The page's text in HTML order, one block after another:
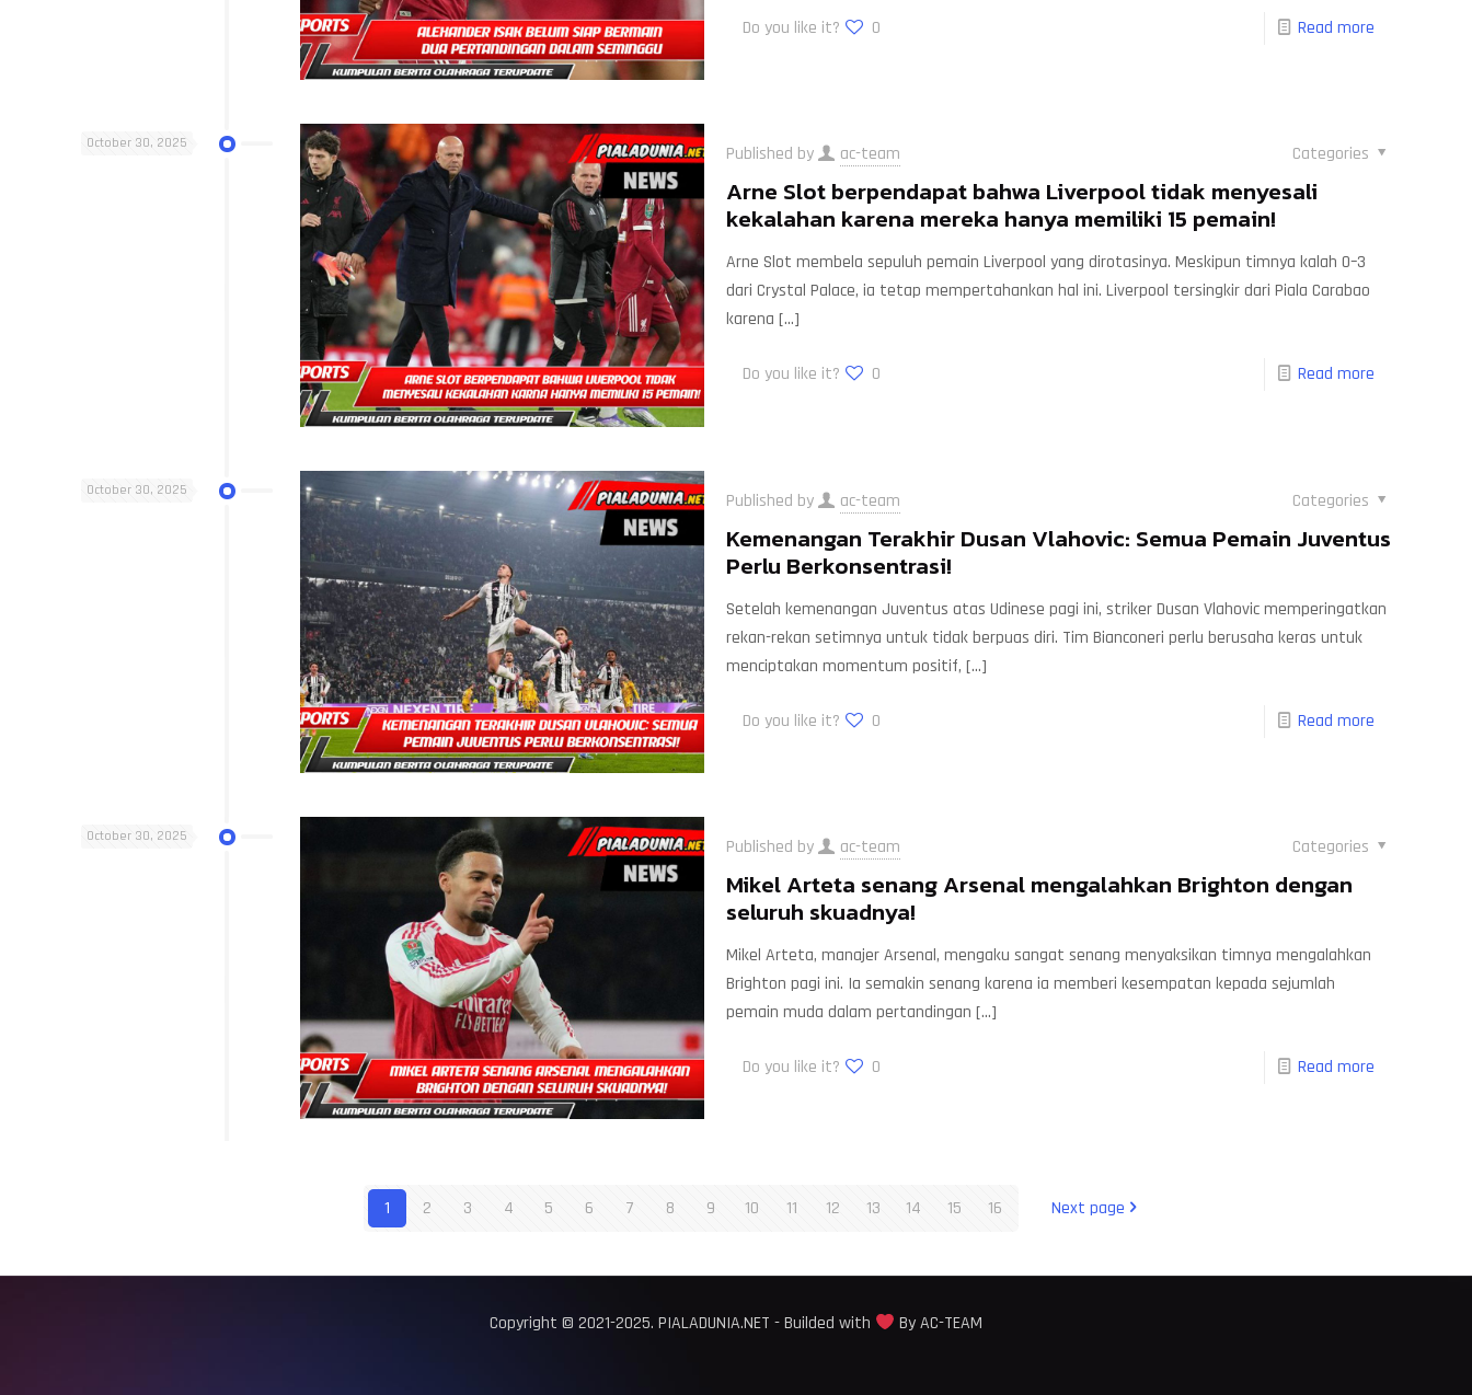
Do you like it? 0 Read more
October 30, 2025 Published by ac-team Categories
Arne Slot berpendapat bahwa Liverpool tidak menyesali
kekalahan karena mereka hanya memiliki 15 pemain!
Arne Slot membela sepuluh pemain Liverpool yang dirotasinya. Meskipun timnya kalah 0–3
dari Crystal Palace, ia tetap mempertahankan hal ini. Liverpool tersingkir dari Piala Carabao
karena […]
Do you like it? 0 Read more
October 30, 2025 Published by ac-team Categories
Kemenangan Terakhir Dusan Vlahovic: Semua Pemain Juventus
Perlu Berkonsentrasi!
Setelah kemenangan Juventus atas Udinese pagi ini, striker Dusan Vlahovic memperingatkan
rekan-rekan setimnya untuk tidak berpuas diri. Tim Bianconeri perlu berusaha keras untuk
menciptakan momentum positif, […]
Do you like it? 0 Read more
October 30, 2025 Published by ac-team Categories
Mikel Arteta senang Arsenal mengalahkan Brighton dengan
seluruh skuadnya!
Mikel Arteta, manajer Arsenal, mengaku sangat senang menyaksikan timnya mengalahkan
Brighton pagi ini. Ia semakin senang karena ia memberi kesempatan kepada sejumlah
pemain muda dalam pertandingan […]
Do you like it? 0 Read more
1 2 3 4 5 6 7 8 9 10 11 12 13 14 15 16 Next page
Copyright © 2021-2025. PIALADUNIA.NET - Builded with By AC-TEAM